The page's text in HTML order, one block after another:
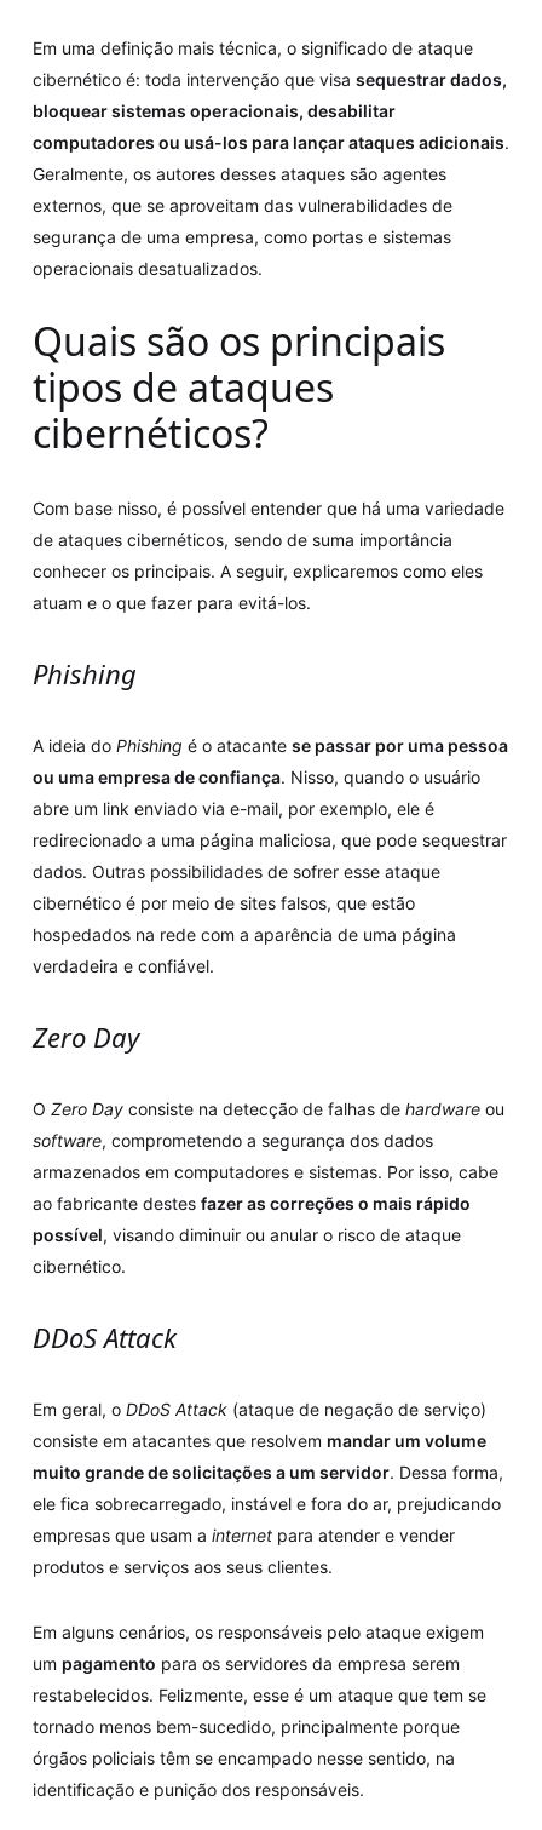
Em uma definição mais técnica, o significado de ataque
cibernético é: toda intervenção que visa sequestrar dados,
bloquear sistemas operacionais, desabilitar
computadores ou usá-los para lançar ataques adicionais.
Geralmente, os autores desses ataques são agentes
externos, que se aproveitam das vulnerabilidades de
segurança de uma empresa, como portas e sistemas
operacionais desatualizados.
Quais são os principais
tipos de ataques
cibernéticos?
Com base nisso, é possível entender que há uma variedade
de ataques cibernéticos, sendo de suma importância
conhecer os principais. A seguir, explicaremos como eles
atuam e o que fazer para evitá-los.
Phishing
A ideia do Phishing é o atacante se passar por uma pessoa
ou uma empresa de confiança. Nisso, quando o usuário
abre um link enviado via e-mail, por exemplo, ele é
redirecionado a uma página maliciosa, que pode sequestrar
dados. Outras possibilidades de sofrer esse ataque
cibernético é por meio de sites falsos, que estão
hospedados na rede com a aparência de uma página
verdadeira e confiável.
Zero Day
O Zero Day consiste na detecção de falhas de hardware ou
software, comprometendo a segurança dos dados
armazenados em computadores e sistemas. Por isso, cabe
ao fabricante destes fazer as correções o mais rápido
possível, visando diminuir ou anular o risco de ataque
cibernético.
DDoS Attack
Em geral, o DDoS Attack(ataque de negação de serviço)
consiste em atacantes que resolvem mandar um volume
muito grande de solicitações a um servidor. Dessa forma,
ele fica sobrecarregado, instável e fora do ar, prejudicando
empresas que usam a internet para atender e vender
produtos e serviços aos seus clientes.
Em alguns cenários, os responsáveis pelo ataque exigem
um pagamento para os servidores da empresa serem
restabelecidos. Felizmente, esse é um ataque que tem se
tornado menos bem-sucedido, principalmente porque
órgãos policiais têm se encampado nesse sentido, na
identificação e punição dos responsáveis.